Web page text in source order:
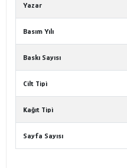
Yazar
Basım Yılı
Baskı Sayısı
Cilt Tipi
Kağıt Tipi
Sayfa Sayısı